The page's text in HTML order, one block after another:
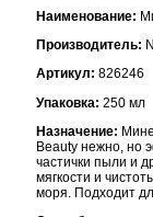
Наименование:
Производитель:
Артикул: 826246
Упаковка: 250 мл
Назначение:
Beauty нежно, но
частички пыли и
мягкости и
моря. Подходит